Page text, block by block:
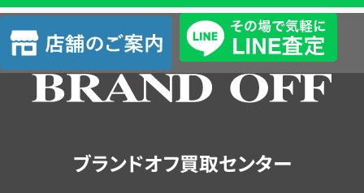
査
定
店
舗
の
ブランドオフ買取センター